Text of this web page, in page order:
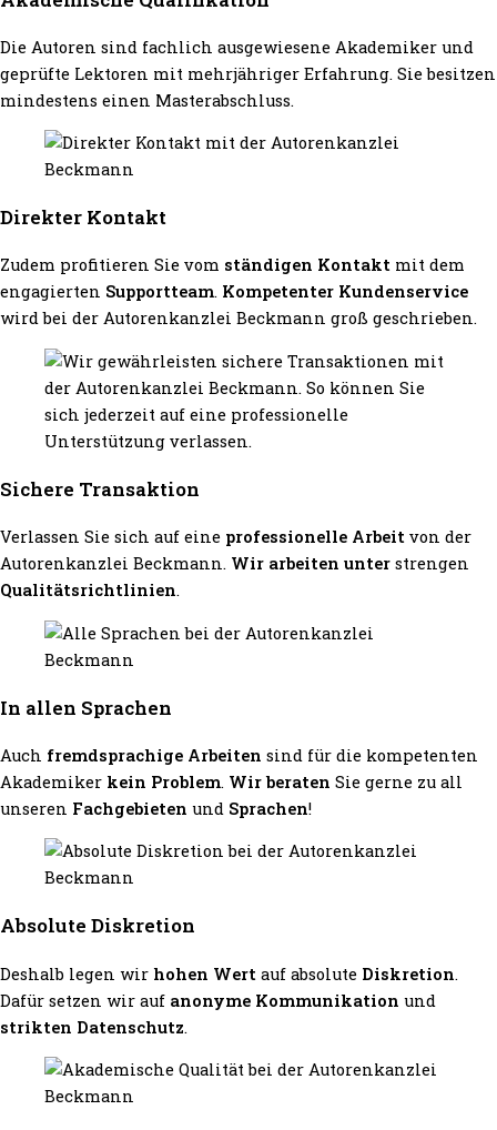
Die Autoren sind fachlich ausgewiesene Akademiker und
geprüfte Lektoren mit mehrjähriger Erfahrung. Sie besitzen
mindestens einen Masterabschluss.
Direkter Kontakt
Zudem profitieren Sie vom ständigen Kontakt mit dem
engagierten Supportteam. Kompetenter Kundenservice
wird bei der Autorenkanzlei Beckmann groß geschrieben.
Sichere Transaktion
Verlassen Sie sich auf eine professionelle Arbeit von der
Autorenkanzlei Beckmann. Wir arbeiten unter strengen
Qualitätsrichtlinien.
In allen Sprachen
Auch fremdsprachige Arbeiten sind für die kompetenten
Akademiker kein Problem. Wir beraten Sie gerne zu all
unseren Fachgebieten und Sprachen!
Absolute Diskretion
Deshalb legen wir hohen Wert auf absolute Diskretion.
Dafür setzen wir auf anonyme Kommunikation und
strikten Datenschutz.